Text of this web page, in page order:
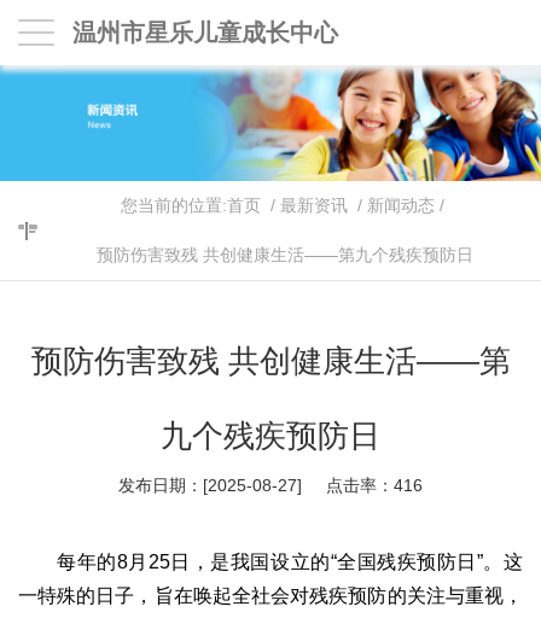
温州市星乐儿童成长中心
您当前的位置:首页/ 最新资讯/ 新闻动态 /
预防伤害致残 共创健康生活——第九个残疾预防日
预防伤害致残 共创健康生活——第
九个残疾预防日
发布日期：[2025-08-27] 点击率： 416
每年的8月25日，是我国设立的“全国残疾预防日”。这
一特殊的日子，旨在唤起全社会对残疾预防的关注与重视，